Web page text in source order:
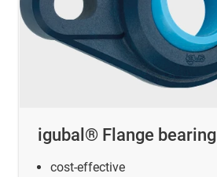
igubal® Flange bearing
cost-effective